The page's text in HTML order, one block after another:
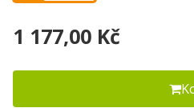
1 177,00 Kč